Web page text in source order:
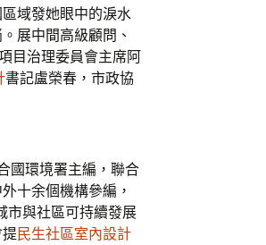
域發她眼中的淚水
展中間高級顧問、
目治理委員會主席阿
書記盧榮春，市政協
國環境署主編，聯合
十余個機構參編，
市與社區可持續發展
民生社區室內設計